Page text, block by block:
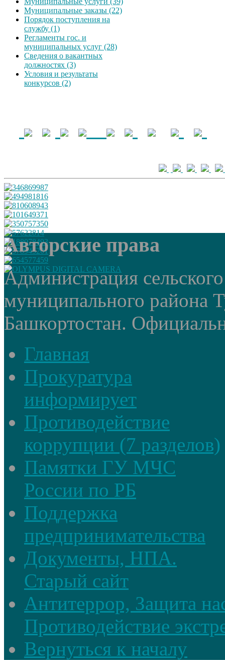
Муниципальные заказы (22)
Порядок поступления на
службу (1)
Регламенты гос. и
муниципальных услуг (28)
Сведения о вакантных
должностях (3)
Условия и результаты
конкурсов (2)
Авторские права
Администрация
муниципального района
Башкортостан.
Главная
Прокуратура
информирует
Противодействие
коррупции (7 разделов)
Памятки ГУ МЧС
России по РБ
Поддержка
предпринимательства
Документы, НПА.
Старый сайт
Антитеррор, Защита
Противодействие
Вернуться к началу